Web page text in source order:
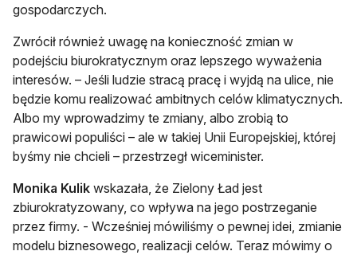
gospodarczych.
Zwrócił również uwagę na konieczność zmian w
podejściu biurokratycznym oraz lepszego wyważenia
interesów. – Jeśli ludzie stracą pracę i wyjdą na ulice, nie
będzie komu realizować ambitnych celów klimatycznych.
Albo my wprowadzimy te zmiany, albo zrobią to
prawicowi populiści – ale w takiej Unii Europejskiej, której
byśmy nie chcieli – przestrzegł wiceminister.
Monika Kulik wskazała, że Zielony Ład jest
zbiurokratyzowany, co wpływa na jego postrzeganie
przez firmy. - Wcześniej mówiliśmy o pewnej idei, zmianie
modelu biznesowego, realizacji celów. Teraz mówimy o